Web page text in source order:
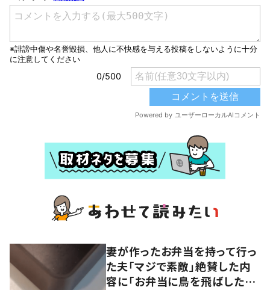
妻が作ったお弁当を持って行っ
た夫「マジで素敵」絶賛した内
容に「お弁当に鳥を飛ばしたこ